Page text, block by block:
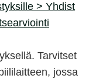
> Yhdist
Tarvitset
jossa